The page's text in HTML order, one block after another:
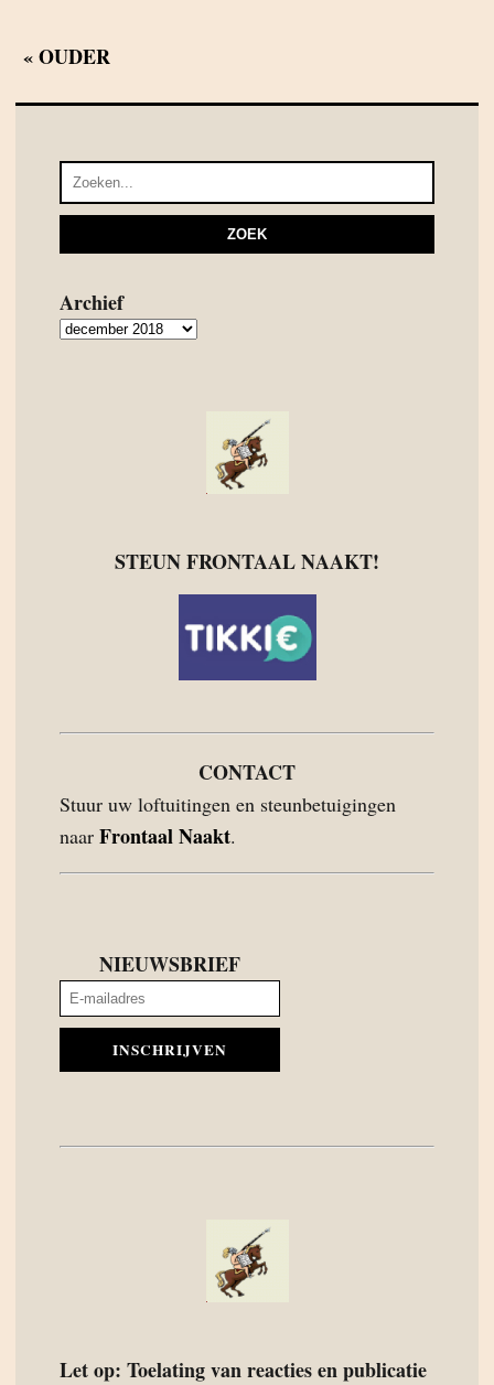
« OUDER
Archief
Archief
STEUN FRONTAAL NAAKT!
CONTACT
Stuur uw loftuitingen en steunbetuigingen
naar Frontaal Naakt.
NIEUWSBRIEF
INSCHRIJVEN
Let op: Toelating van reacties en publicatie